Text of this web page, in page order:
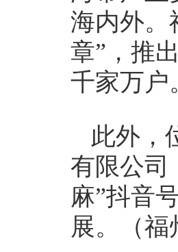
海内外。
章”，推
千家万户
此外，
有限公司
麻”抖音
展。（